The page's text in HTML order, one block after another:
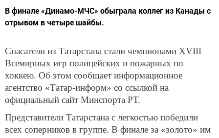
В финале «Динамо-МЧС» обыграла коллег из Канады с
отрывом в четыре шайбы.
Спасатели из Татарстана стали чемпионами XVIII
Всемирных игр полицейских и пожарных по
хоккею. Об этом сообщает информационное
агентство «Татар-информ» со ссылкой на
официальный сайт Минспорта РТ.
Представители Татарстана с легкостью победили
всех соперников в группе. В финале за «золото» им